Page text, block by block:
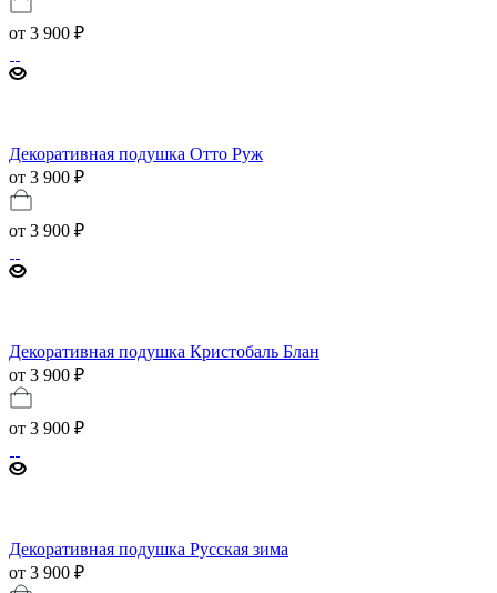
от 3 900 ₽
Декоративная подушка Отто Руж
от 3 900 ₽
от 3 900 ₽
Декоративная подушка Кристобаль Блан
от 3 900 ₽
от 3 900 ₽
Декоративная подушка Русская зима
от 3 900 ₽